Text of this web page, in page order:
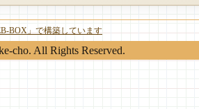
BOX」で構築しています
cho. All Rights Reserved.